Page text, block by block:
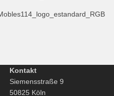
Kontakt
Siemensstraße 9
50825 Köln